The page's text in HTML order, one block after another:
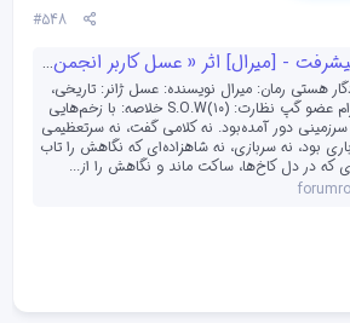
#548
- [میرال] اثر « عسل کاربر انجمن رمان بوک »
هستی رمان: میرال نویسنده: عسل ژانر: تاریخی،
عاشقانه، درام عضو گپ نظارت: (۱۰)S.O.W خلاصه: با زخم‌هایی
دور آمده‌بود. نه کلامی گفت، نه سرتعظیمی
بود، نه سربازی، نه شاهزاده‌ای که نگاهش را تاب
که در دل کاخ‌ها، ساکت ماند و نگاهش را از...